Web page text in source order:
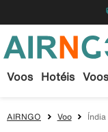
Voos Hotéis
AIRNGO Voo Índia